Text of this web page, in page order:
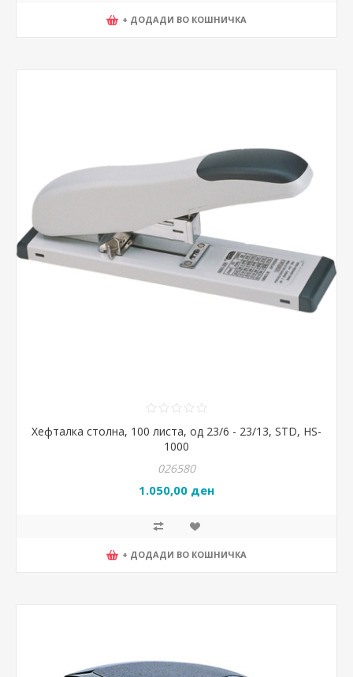
+ ДОДАДИ ВО КОШНИЧКА
Хефталка столна, 100 листа, од 23/6 - 23/13, STD, HS-
1000
026580
1.050,00 ден
+ ДОДАДИ ВО КОШНИЧКА